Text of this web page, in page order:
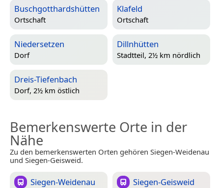
Buschgotthardshütten
Ortschaft
Klafeld
Ortschaft
Niedersetzen
Dorf
Dillnhütten
Stadtteil, 2½ km nördlich
Dreis-Tiefenbach
Dorf, 2½ km östlich
Bemerkenswerte Orte in der
Nähe
Zu den bemerkenswerten Orten gehören Siegen-Weidenau
und Siegen-Geisweid.
Siegen-Weidenau Siegen-Geisweid